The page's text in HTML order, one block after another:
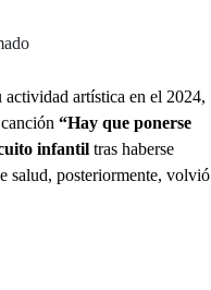
artística en el 2024,
“Hay que ponerse
infantil tras haberse
salud, posteriormente, volvió